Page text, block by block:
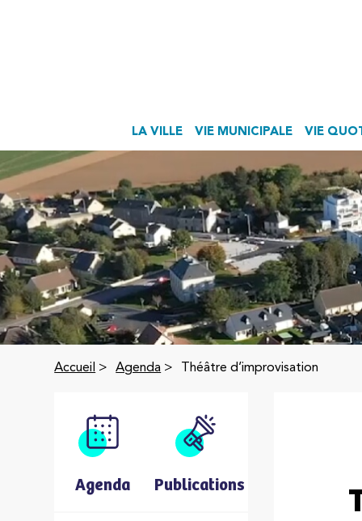
LA VILLE VIE MUNICIPALE VIE
Accueil > Agenda > Théâtre d’improvisation
Agenda Publications